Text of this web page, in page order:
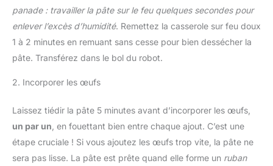
panade : travailler la pâte sur le feu quelques secondes pour
enlever l’excès d’humidité. Remettez la casserole sur feu doux
1 à 2 minutes en remuant sans cesse pour bien dessécher la
pâte. Transférez dans le bol du robot.
2. Incorporer les œufs
Laissez tiédir la pâte 5 minutes avant d’incorporer les œufs,
un par un , en fouettant bien entre chaque ajout. C’est une
étape cruciale ! Si vous ajoutez les œufs trop vite, la pâte ne
sera pas lisse. La pâte est prête quand elle forme un ruban